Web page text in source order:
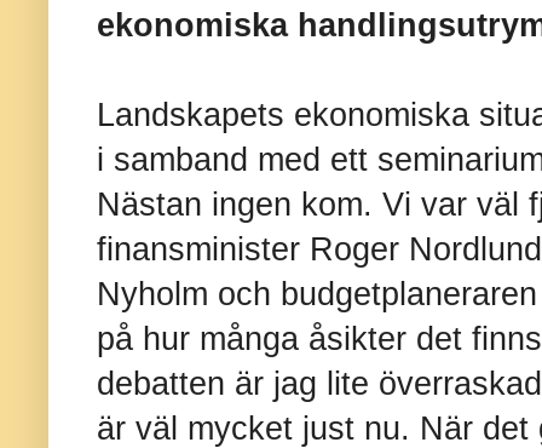
ekonomiska
Landskapets ekonomiska
i samband med ett
Nästan ingen kom. Vi var väl
finansminister Roger
Nyholm och
på hur många åsikter det
debatten är jag lite
är väl mycket just nu. När det